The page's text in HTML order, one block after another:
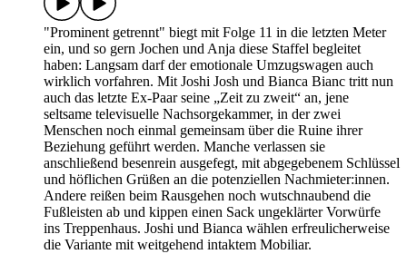
"Prominent getrennt" biegt mit Folge 11 in die letzten Meter
ein, und so gern Jochen und Anja diese Staffel begleitet
haben: Langsam darf der emotionale Umzugswagen auch
wirklich vorfahren. Mit Joshi Josh und Bianca Bianc tritt nun
auch das letzte Ex-Paar seine „Zeit zu zweit“ an, jene
seltsame televisuelle Nachsorgekammer, in der zwei
Menschen noch einmal gemeinsam über die Ruine ihrer
Beziehung geführt werden. Manche verlassen sie
anschließend besenrein ausgefegt, mit abgegebenem Schlüssel
und höflichen Grüßen an die potenziellen Nachmieter:innen.
Andere reißen beim Rausgehen noch wutschnaubend die
Fußleisten ab und kippen einen Sack ungeklärter Vorwürfe
ins Treppenhaus. Joshi und Bianca wählen erfreulicherweise
die Variante mit weitgehend intaktem Mobiliar.